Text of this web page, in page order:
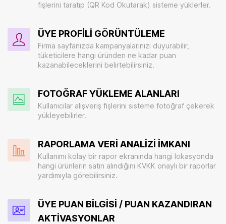
fişlerini taratıp (QR Kod Okutarak) sisteme yüklerler.
ÜYE PROFİLİ GÖRÜNTÜLEME
Firma sayfanızda kampanyalarınızı duyurabilir,
tüketicilere hangi üründen ne kadar puan
kazanabileceklerini belirtebilirsiniz.
FOTOĞRAF YÜKLEME ALANLARI
Kullanıcılar alışveriş fişlerini sisteme fotoğraf çekerek
yükleyebilirler.
RAPORLAMA VERİ ANALİZİ İMKANI
Kullanımı kolay bir rapor ekranında hangi lokasyonda
hangi ürünlerin satın alındığını KVKK onaylı bir raporlar
yardımıyla görebilirsiniz.
ÜYE PUAN BİLGİSİ / PUAN KAZANDIRAN
AKTİVASYONLAR